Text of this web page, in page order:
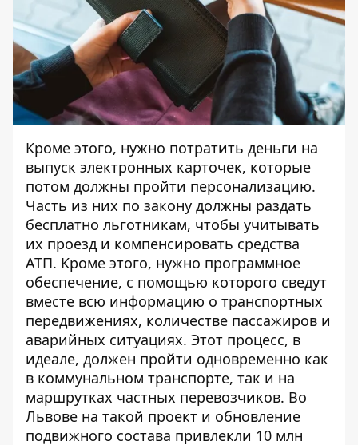
Кроме этого, нужно потратить деньги на
выпуск электронных карточек, которые
потом должны пройти персонализацию.
Часть из них по закону должны раздать
бесплатно льготникам, чтобы учитывать
их проезд и компенсировать средства
АТП. Кроме этого, нужно программное
обеспечение, с помощью которого сведут
вместе всю информацию о транспортных
передвижениях, количестве пассажиров и
аварийных ситуациях. Этот процесс, в
идеале, должен пройти одновременно как
в коммунальном транспорте, так и на
маршрутках частных перевозчиков. Во
Львове на такой проект и обновление
подвижного состава привлекли 10 млн